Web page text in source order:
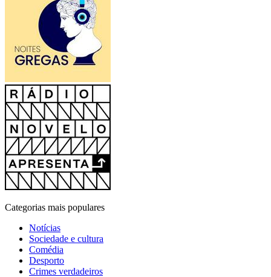
Categorias mais populares
Notícias
Sociedade e cultura
Comédia
Desporto
Crimes verdadeiros